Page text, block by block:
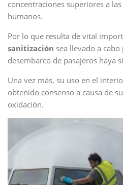
concentraciones superiores a
humanos.
Por lo que resulta de vital
sanitización sea llevado a
desembarco de pasajeros haya
Una vez más, su uso en el
obtenido consenso a causa de
oxidación.